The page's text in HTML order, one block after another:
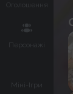
Оголошення
Персонажі
Міні-Ігри